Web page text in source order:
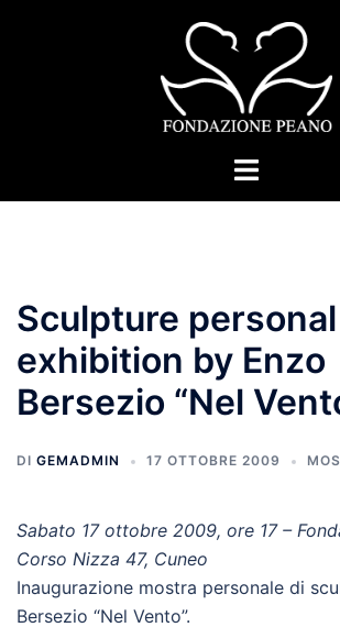
Mostra/
Sculpture personal
exhibition by Enzo
Bersezio “Nel
DI GEMADMIN 17 OTTOBRE 2009
Sabato 17 ottobre 2009, ore 17 –
Corso Nizza 47, Cuneo
Inaugurazione mostra personale di
Bersezio “Nel Vento”.